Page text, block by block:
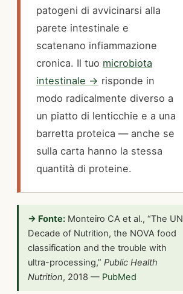
patogeni di avvicinarsi alla
parete intestinale e
scatenano infiammazione
cronica. Il tuo microbiota
intestinale → risponde in
modo radicalmente diverso a
un piatto di lenticchie e a una
barretta proteica — anche se
sulla carta hanno la stessa
quantità di proteine.
→ Fonte: Monteiro CA et al., “The UN
Decade of Nutrition, the NOVA food
classification and the trouble with
ultra-processing,” Public Health
Nutrition, 2018 — PubMed